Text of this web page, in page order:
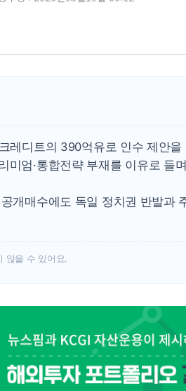
레디트의 390억유로 인수 제안을
미엄·통합전략 부재를 이유로 들
개매수에도 독일 정치권 반발과
않을 수 있어요.